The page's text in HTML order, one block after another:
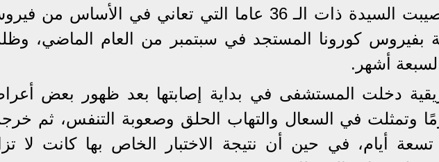
القصة بدأت حين أصيبت السيدة ذات الـ 36 عاما التي تعاني في الأساس من
بفيروس كورونا المستجد في سبتمبر من العام الماضي،
أشهر.
دخلت المستشفى في بداية إصابتها بعد ظهور بعض
لمدة 12 يومًا وتمثلت في السعال والتهاب الحلق وصعوبة التنفس، ثم
أيام، في حين أن نتيجة الاختبار الخاص بها كانت لا